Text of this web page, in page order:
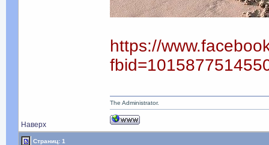
https://
Наверх
The Administrator.
Страниц: 1